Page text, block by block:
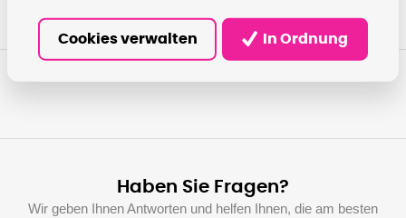
Haben Sie Fragen?
Wir geben Ihnen Antworten und helfen Ihnen, die am besten
Cookies verwalten In Ordnung